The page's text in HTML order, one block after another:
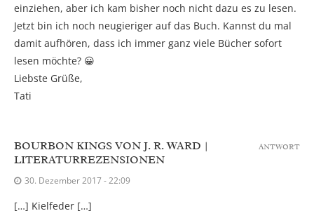
einziehen, aber ich kam bisher noch nicht dazu es zu lesen.
Jetzt bin ich noch neugieriger auf das Buch. Kannst du mal
damit aufhören, dass ich immer ganz viele Bücher sofort
lesen möchte? 😀
Liebste Grüße,
Tati
BOURBON KINGS VON J. R. WARD |
LITERATURREZENSIONEN
30. Dezember 2017 - 22:09
[…] Kielfeder […]
ANTWORT